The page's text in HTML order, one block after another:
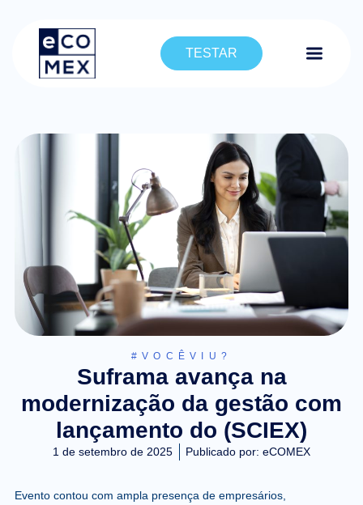
TESTAR
#VOCÊVIU?
Suframa avança na
modernização da gestão com
lançamento do (SCIEX)
1 de setembro de 2025 Publicado por: eCOMEX
Evento contou com ampla presença de empresários,